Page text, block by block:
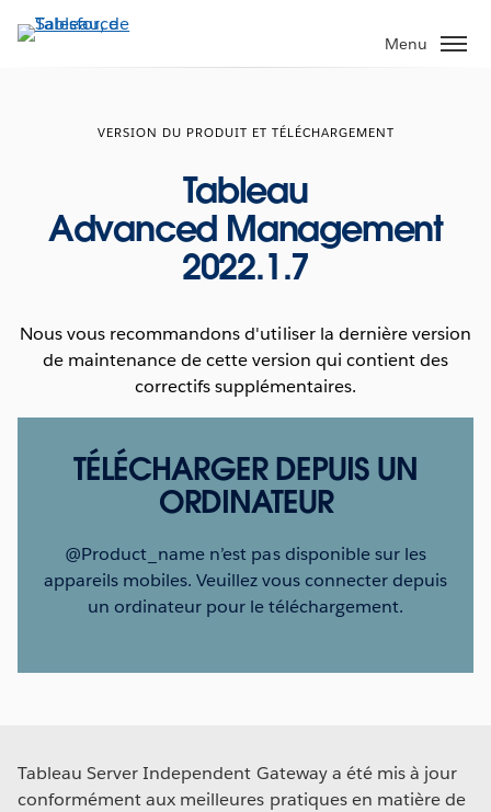
Aller
au
Menu
VERSION DU PRODUIT ET TÉLÉCHARGEMENT
Tableau
Advanced Management
2022.1.7
Nous vous recommandons d'utiliser la dernière version
de maintenance de cette version qui contient des
correctifs supplémentaires.
TÉLÉCHARGER DEPUIS UN
ORDINATEUR
@Product_name n’est pas disponible sur les
appareils mobiles. Veuillez vous connecter depuis
un ordinateur pour le téléchargement.
Tableau Server Independent Gateway a été mis à jour
conformément aux meilleures pratiques en matière de